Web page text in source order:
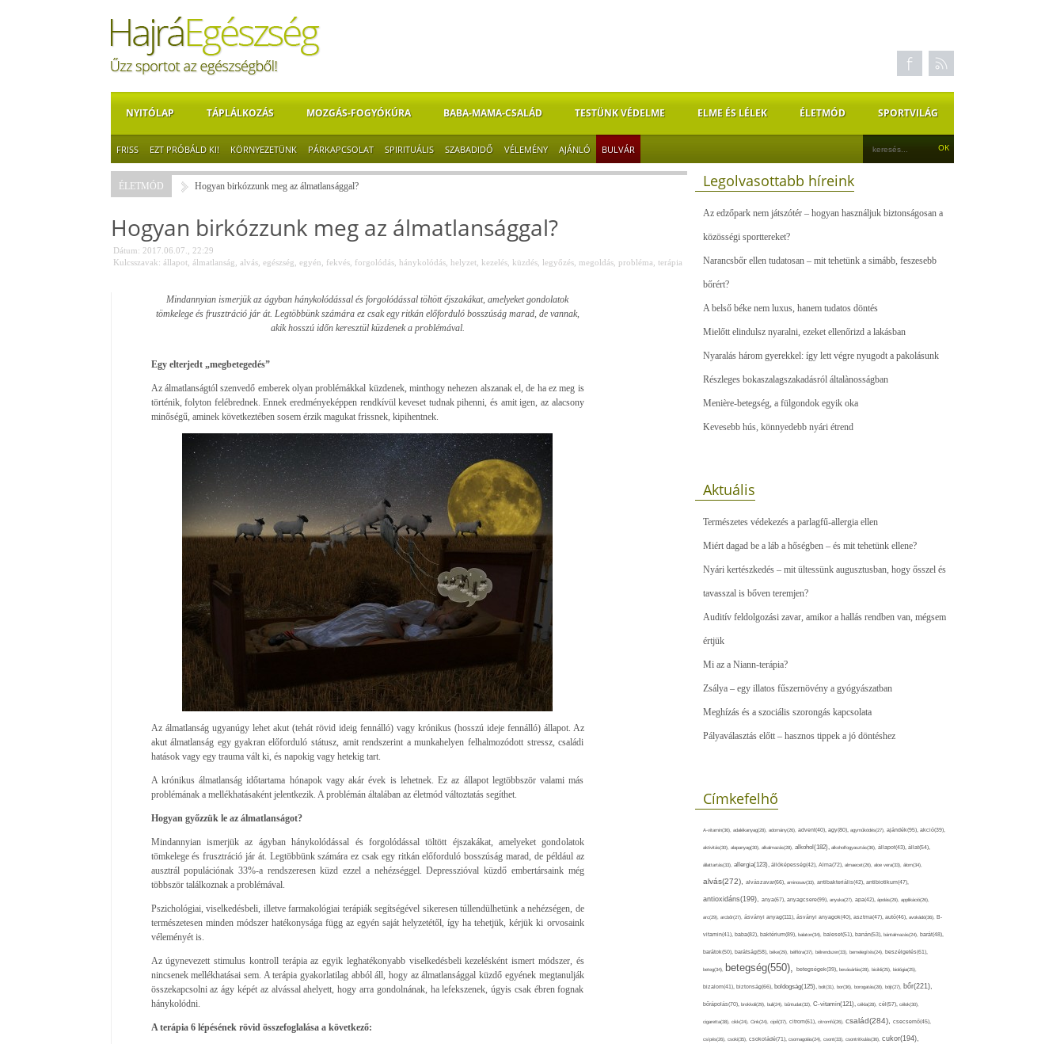
NYITÓLAP TÁPLÁLKOZÁS MOZGÁS-FOGYÓKÚRA BABA-MAMA-CSALÁD TESTÜNK VÉDELME ELME ÉS LÉLEK ÉLETMÓD SPORTVILÁG
FRISS EZT PRÓBÁLD KI! KÖRNYEZETÜNK PÁRKAPCSOLAT SPIRITUÁLIS SZABADIDŐ VÉLEMÉNY AJÁNLÓ BULVÁR
ÉLETMÓD Hogyan birkózzunk meg az álmatlansággal?
Hogyan birkózzunk meg az álmatlansággal?
Dátum: 2017.06.07., 22:29
Kulcsszavak: állapot, álmatlanság alvás, egészség egyén fekvés, forgolódás, hánykolódás, helyzet, kezelés, küzdés, legyőzés, megoldás, probléma terápia
Mindannyian ismerjük az ágyban hánykolódással és forgolódással töltött éjszakákat, amelyeket gondolatok
tömkelege és frusztráció jár át. Legtöbbünk számára ez csak egy ritkán előforduló bosszúság marad, de vannak,
akik hosszú időn keresztül küzdenek a problémával.
Egy elterjedt „megbetegedés”
Az álmatlanságtól szenvedő emberek olyan problémákkal küzdenek, minthogy nehezen alszanak el, de ha ez meg is
történik, folyton felébrednek. Ennek eredményeképpen rendkívül keveset tudnak pihenni, és amit igen, az alacsony
minőségű, aminek következtében sosem érzik magukat frissnek, kipihentnek.
Az álmatlanság ugyanúgy lehet akut (tehát rövid ideig fennálló) vagy krónikus (hosszú ideje fennálló) állapot. Az
akut álmatlanság egy gyakran előforduló státusz, amit rendszerint a munkahelyen felhalmozódott stressz, családi
hatások vagy egy trauma vált ki, és napokig vagy hetekig tart.
A krónikus álmatlanság időtartama hónapok vagy akár évek is lehetnek. Ez az állapot legtöbbször valami más
problémának a mellékhatásaként jelentkezik. A problémán általában az életmód változtatás segíthet.
Hogyan győzzük le az álmatlanságot?
Mindannyian ismerjük az ágyban hánykolódással és forgolódással töltött éjszakákat, amelyeket gondolatok
tömkelege és frusztráció jár át. Legtöbbünk számára ez csak egy ritkán előforduló bosszúság marad, de például az
ausztrál populációnak 33%-a rendszeresen küzd ezzel a nehézséggel. Depresszióval küzdő embertársaink még
többször találkoznak a problémával.
Pszichológiai, viselkedésbeli, illetve farmakológiai terápiák segítségével sikeresen túllendülhetünk a nehézségen, de
természetesen minden módszer hatékonysága függ az egyén saját helyzetétől, így ha tehetjük, kérjük ki orvosaink
véleményét is.
Az úgynevezett stimulus kontroll terápia az egyik leghatékonyabb viselkedésbeli kezelésként ismert módszer, és
nincsenek mellékhatásai sem. A terápia gyakorlatilag abból áll, hogy az álmatlansággal küzdő egyének megtanulják
összekapcsolni az ágy képét az alvással ahelyett, hogy arra gondolnának, ha lefekszenek, úgyis csak ébren fognak
hánykolódni.
A terápia 6 lépésének rövid összefoglalása a következő:
Legolvasottabb híreink
Az edzőpark nem játszótér – hogyan használjuk biztonságosan a
közösségi sporttereket?
Narancsbőr ellen tudatosan – mit tehetünk a simább, feszesebb
bőrért?
A belső béke nem luxus, hanem tudatos döntés
Mielőtt elindulsz nyaralni, ezeket ellenőrizd a lakásban
Nyaralás három gyerekkel: így lett végre nyugodt a pakolásunk
Részleges bokaszalagszakadásról általànosságban
Menière-betegség, a fülgondok egyik oka
Kevesebb hús, könnyedebb nyári étrend
Aktuális
Természetes védekezés a parlagfű-allergia ellen
Miért dagad be a láb a hőségben – és mit tehetünk ellene?
Nyári kertészkedés – mit ültessünk augusztusban, hogy ősszel és
tavasszal is bőven teremjen?
Auditív feldolgozási zavar, amikor a hallás rendben van, mégsem
értjük
Mi az a Niann-terápia?
Zsálya – egy illatos fűszernövény a gyógyászatban
Meghízás és a szociális szorongás kapcsolata
Pályaválasztás előtt – hasznos tippek a jó döntéshez
Címkefelhő
A-vitamin(36), adalékanyag(28), adomány(26), advent(40), agy(80), agyműködés(27), ajándék(95), akció(39),
aktivitás(30), alapanyag(30), alkalmazás(28), alkohol(182), alkoholfogyasztás(36), állapot(43), állat(54),
állattartás(33), allergia(123), állóképesség(42), Alma(72), almaecet(26), aloe vera(33), álom(34),
alvás(272), alvászavar(66), aminosav(33), antibakteriális(42), antibiotikum(47),
antioxidáns(199), anya(67), anyagcsere(99), anyuka(27), apa(42), ápolás(29), applikáció(26),
arc(29), arcbőr(27), ásványi anyag(111), ásványi anyagok(40), asztma(47), autó(46), avokádó(36), B-
vitamin(41), baba(82), baktérium(89), balaton(34), baleset(51), banán(53), bántalmazás(24), barát(48),
barátok(50), barátság(58), béke(29), bélflóra(37), bélrendszer(33), bemelegítés(24), beszélgetés(61),
beteg(34), betegség(550), betegségek(39), bevásárlás(28), bicikli(25), biológia(25),
bizalom(41), biztonság(66), boldogság(125), bolt(31), bor(36), borogatás(28), böjt(27), bőr(221),
bőrápolás(70), brokkoli(29), buli(24), bűntudat(32), C-vitamin(121), cékla(28), cél(57), célok(30),
cigaretta(38), cikk(24), Cink(24), cipő(37), citrom(61), citromfű(26), család(284), csecsemő(45),
csípés(26), csoki(35), csokoládé(71), csomagolás(24), csont(33), csontritkulás(36), cukor(194),